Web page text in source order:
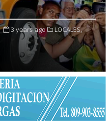
3 years ago
LOCALES,